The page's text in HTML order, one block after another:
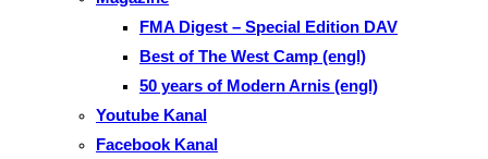
FMA Digest – Special Edition DAV
Best of The West Camp (engl)
50 years of Modern Arnis (engl)
Youtube Kanal
Facebook Kanal